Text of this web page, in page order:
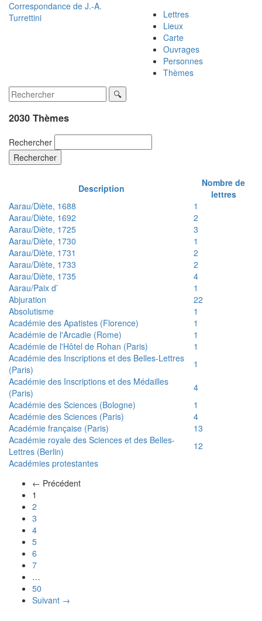
Correspondance de J.-A.
Turrettini
Lettres
Lieux
Carte
Ouvrages
Personnes
Thèmes
2030 Thèmes
Rechercher
Rechercher
Description
Nombre de
lettres
Aarau/Diète, 1688
1
Aarau/Diète, 1692
2
Aarau/Diète, 1725
3
Aarau/Diète, 1730
1
Aarau/Diète, 1731
2
Aarau/Diète, 1733
2
Aarau/Diète, 1735
4
Aarau/Paix d’
1
Abjuration
22
Absolutisme
1
Académie des Apatistes (Florence)
1
Académie de l'Arcadie (Rome)
1
Académie de l'Hôtel de Rohan (Paris)
1
Académie des Inscriptions et des Belles-Lettres
(Paris)
1
Académie des Inscriptions et des Médailles
(Paris)
4
Académie des Sciences (Bologne)
1
Académie des Sciences (Paris)
4
Académie française (Paris)
13
Académie royale des Sciences et des Belles-
Lettres (Berlin)
12
Académies protestantes
← Précédent
1
2
3
4
5
6
7
…
50
Suivant →